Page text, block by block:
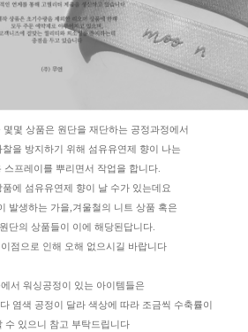
몇몇 상품은 원단을 재단하는 공정과정에서
을 방지하기 위해 섬유유연제 향이 나는
스프레이를 뿌리면서 작업을 합니다.
에 섬유유연제 향이 날 수가 있는데요
발생하는 가을,겨울철의 니트 상품 혹은
단의 상품들이 이에 해당된답니다.
점으로 인해 오해 없으시길 바랍니다
서 워싱공정이 있는 아이템들은
염색 공정이 달라 색상에 따라 조금씩 수축률이
수 있으니 참고 부탁드립니다